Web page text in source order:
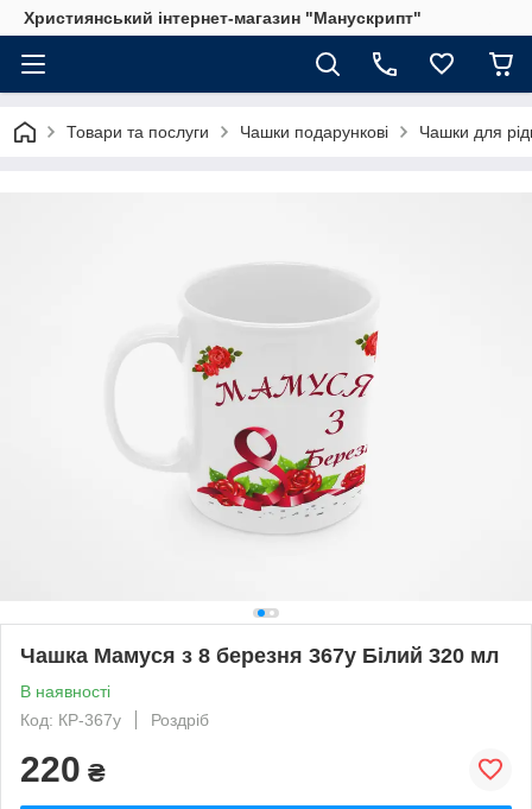
Християнський інтернет-магазин "Манускрипт"
Товари та послуги Чашки подарункові Чашки для
Чашка Мамуся з 8 березня 367у Білий 320 мл
В наявності
Код: КР-367у
Роздріб
220 ₴